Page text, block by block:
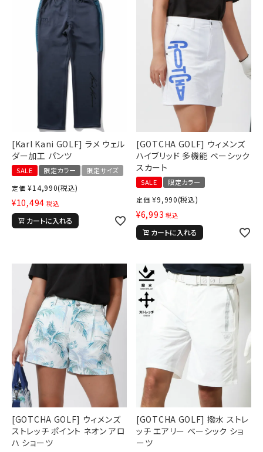
[Karl Kani GOLF] ラメ ウェル
ダー加工 パンツ
SALE 限定カラー
限定サイズ
定価 ¥14,990(税込)
¥10,494 税込
カートに入れる
[GOTCHA GOLF] ウィメンズ
ハイブリッド 多機能 ベーシック
スカート
SALE
限定カラー
定価 ¥9,990(税込)
¥6,993 税込
カートに入れる
[GOTCHA GOLF] ウィメンズ
ストレッチ ポイント ネオン アロ
ハ ショーツ
[GOTCHA GOLF] 撥水 ストレ
ッチ エアリー ベーシック ショ
ーツ